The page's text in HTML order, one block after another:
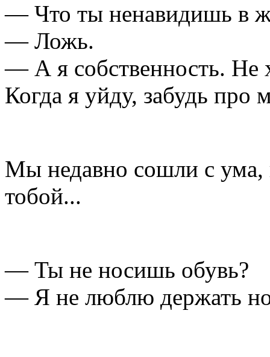
— Что ты ненавидишь в
— Ложь.
— А я собственность. Не
Когда я уйду, забудь про
Мы недавно сошли с ума,
тобой...
— Ты не носишь обувь?
— Я не люблю держать